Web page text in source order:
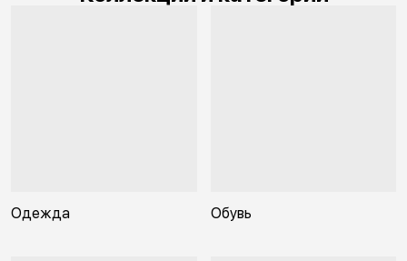
Одежда Обувь